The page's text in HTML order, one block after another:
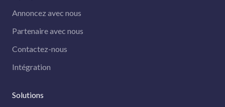
Annoncez avec nous
Partenaire avec nous
Contactez-nous
Intégration
Solutions